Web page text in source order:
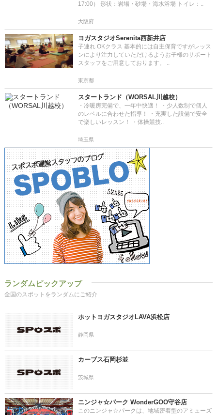
17:00） 形状：岩場・砂場・海水浴場 トイレ：..
大阪府
ヨガスタジオSerenita西新井店
子連れ OKクラス 基本的には自主保育ですがレッス
ンにより注力していただけるようお子様のサポート
スタッフをご用意しております。 ..
東京都
スタートランド（WORSAL川越校）
・冷暖房完備で、一年中快適！ ・少人数制で個人
のレベルに合わせた指導！ ・充実した設備で安全
で楽しいレッスン！ ・体操競技..
埼玉県
ランダムピックアップ
全国のスポットをランダムにご紹介
ホットヨガスタジオLAVA浜松店
静岡県
カーブス石岡杉並
茨城県
ニンジャ☆パーク WonderGOO守谷店
このニンジャ☆パークは、地域密着型のアミューズ